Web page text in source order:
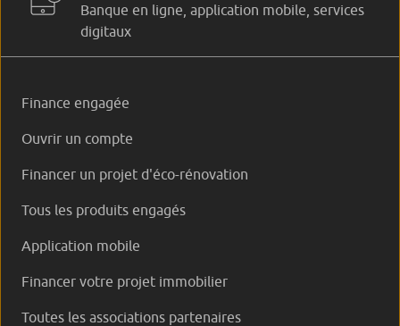
Banque en ligne, application mobile, services
digitaux
Finance engagée
Ouvrir un compte
Financer un projet d'éco-rénovation
Tous les produits engagés
Application mobile
Financer votre projet immobilier
Toutes les associations partenaires